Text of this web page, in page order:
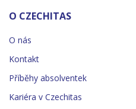
O CZECHITAS
O nás
Kontakt
Příběhy absolventek
Kariéra v Czechitas